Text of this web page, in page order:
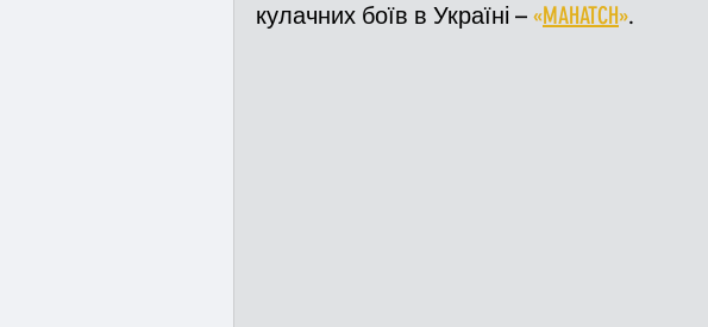
Адмінпротокол Свята Поліція
кулачних боїв в Україні – «MAHATCH».